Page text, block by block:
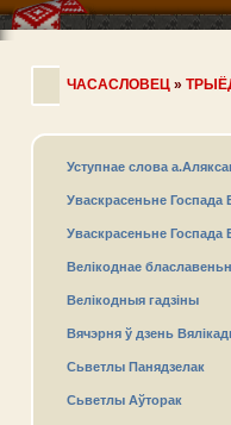
ЧАСАСЛОВЕЦ »
Уступнае слова
Уваскрасеньне Госпада
Уваскрасеньне Госпада
Велікоднае
Велікодныя гадзіны
Вячэрня ў дзень
Сьветлы Панядзелак
Сьветлы Аўторак